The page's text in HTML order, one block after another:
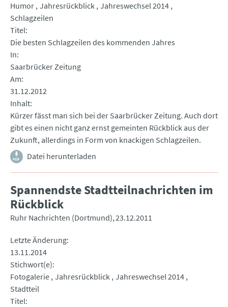
Humor Jahresrückblick Jahreswechsel 2014
Schlagzeilen
Titel
Die besten Schlagzeilen des kommenden Jahres
In
Saarbrücker Zeitung
Am
31.12.2012
Inhalt
Kürzer fässt man sich bei der Saarbrücker Zeitung. Auch dort
gibt es einen nicht ganz ernst gemeinten Rückblick aus der
Zukunft, allerdings in Form von knackigen Schlagzeilen.
Datei herunterladen
Spannendste Stadtteilnachrichten im
Rückblick
Ruhr Nachrichten (Dortmund) 23.12.2011
Letzte Änderung
13.11.2014
Stichwort(e)
Fotogalerie Jahresrückblick Jahreswechsel 2014
Stadtteil
Titel